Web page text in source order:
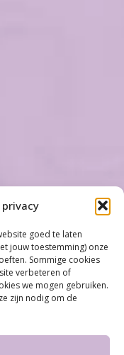
goed te laten
jouw toestemming) onze
Sommige cookies
verbeteren of
we mogen gebruiken.
zijn nodig om de
zich inzet op het gebied
ruim 100 locaties
organisaties op dit